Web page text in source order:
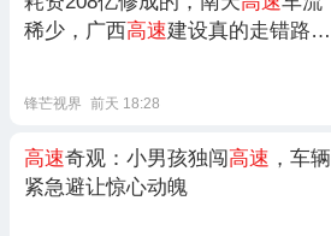
稀少，广西高速建设真的走错路了
锋芒视界 前天 18:28
高速奇观：小男孩独闯 高速 ，车辆
紧急避让惊心动魄